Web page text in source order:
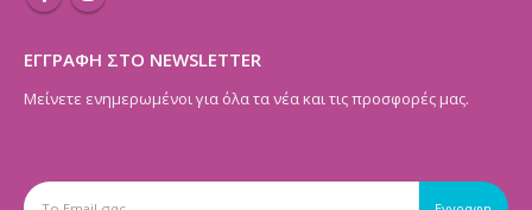
ΕΓΓΡΑΦΗ ΣΤΟ NEWSLETTER
Μείνετε ενημερωμένοι για όλα τα νέα και τις προσφορές μας.